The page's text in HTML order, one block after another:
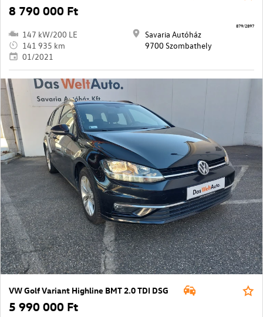
8 790 000 Ft
147 kW/200 LE
141 935 km
01/2021
Savaria Autóház
9700 Szombathely
879/2897
VW Golf Variant Highline BMT 2.0 TDI DSG
5 990 000 Ft